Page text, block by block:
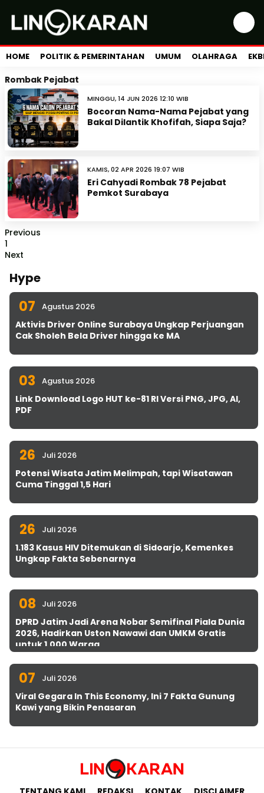
HOME POLITIK & PEMERINTAHAN UMUM OLAHRAGA
Rombak Pejabat
MINGGU, 14 JUN 2026 12:10 WIB
Bocoran Nama-Nama Pejabat yang
Bakal Dilantik Khofifah, Siapa Saja?
KAMIS, 02 APR 2026 19:07 WIB
Eri Cahyadi Rombak 78 Pejabat
Pemkot Surabaya
Previous
1
Next
Hype
07 Agustus 2026
Aktivis Driver Online Surabaya Ungkap Perjuangan
Cak Sholeh Bela Driver hingga ke MA
03 Agustus 2026
Link Download Logo HUT ke-81 RI Versi PNG, JPG, AI,
PDF
26 Juli 2026
Potensi Wisata Jatim Melimpah, tapi Wisatawan
Cuma Tinggal 1,5 Hari
26 Juli 2026
1.183 Kasus HIV Ditemukan di Sidoarjo, Kemenkes
Ungkap Fakta Sebenarnya
08 Juli 2026
DPRD Jatim Jadi Arena Nobar Semifinal Piala Dunia
2026, Hadirkan Uston Nawawi dan UMKM Gratis
untuk 1.000 Warga
07 Juli 2026
Viral Gegara In This Economy, Ini 7 Fakta Gunung
Kawi yang Bikin Penasaran